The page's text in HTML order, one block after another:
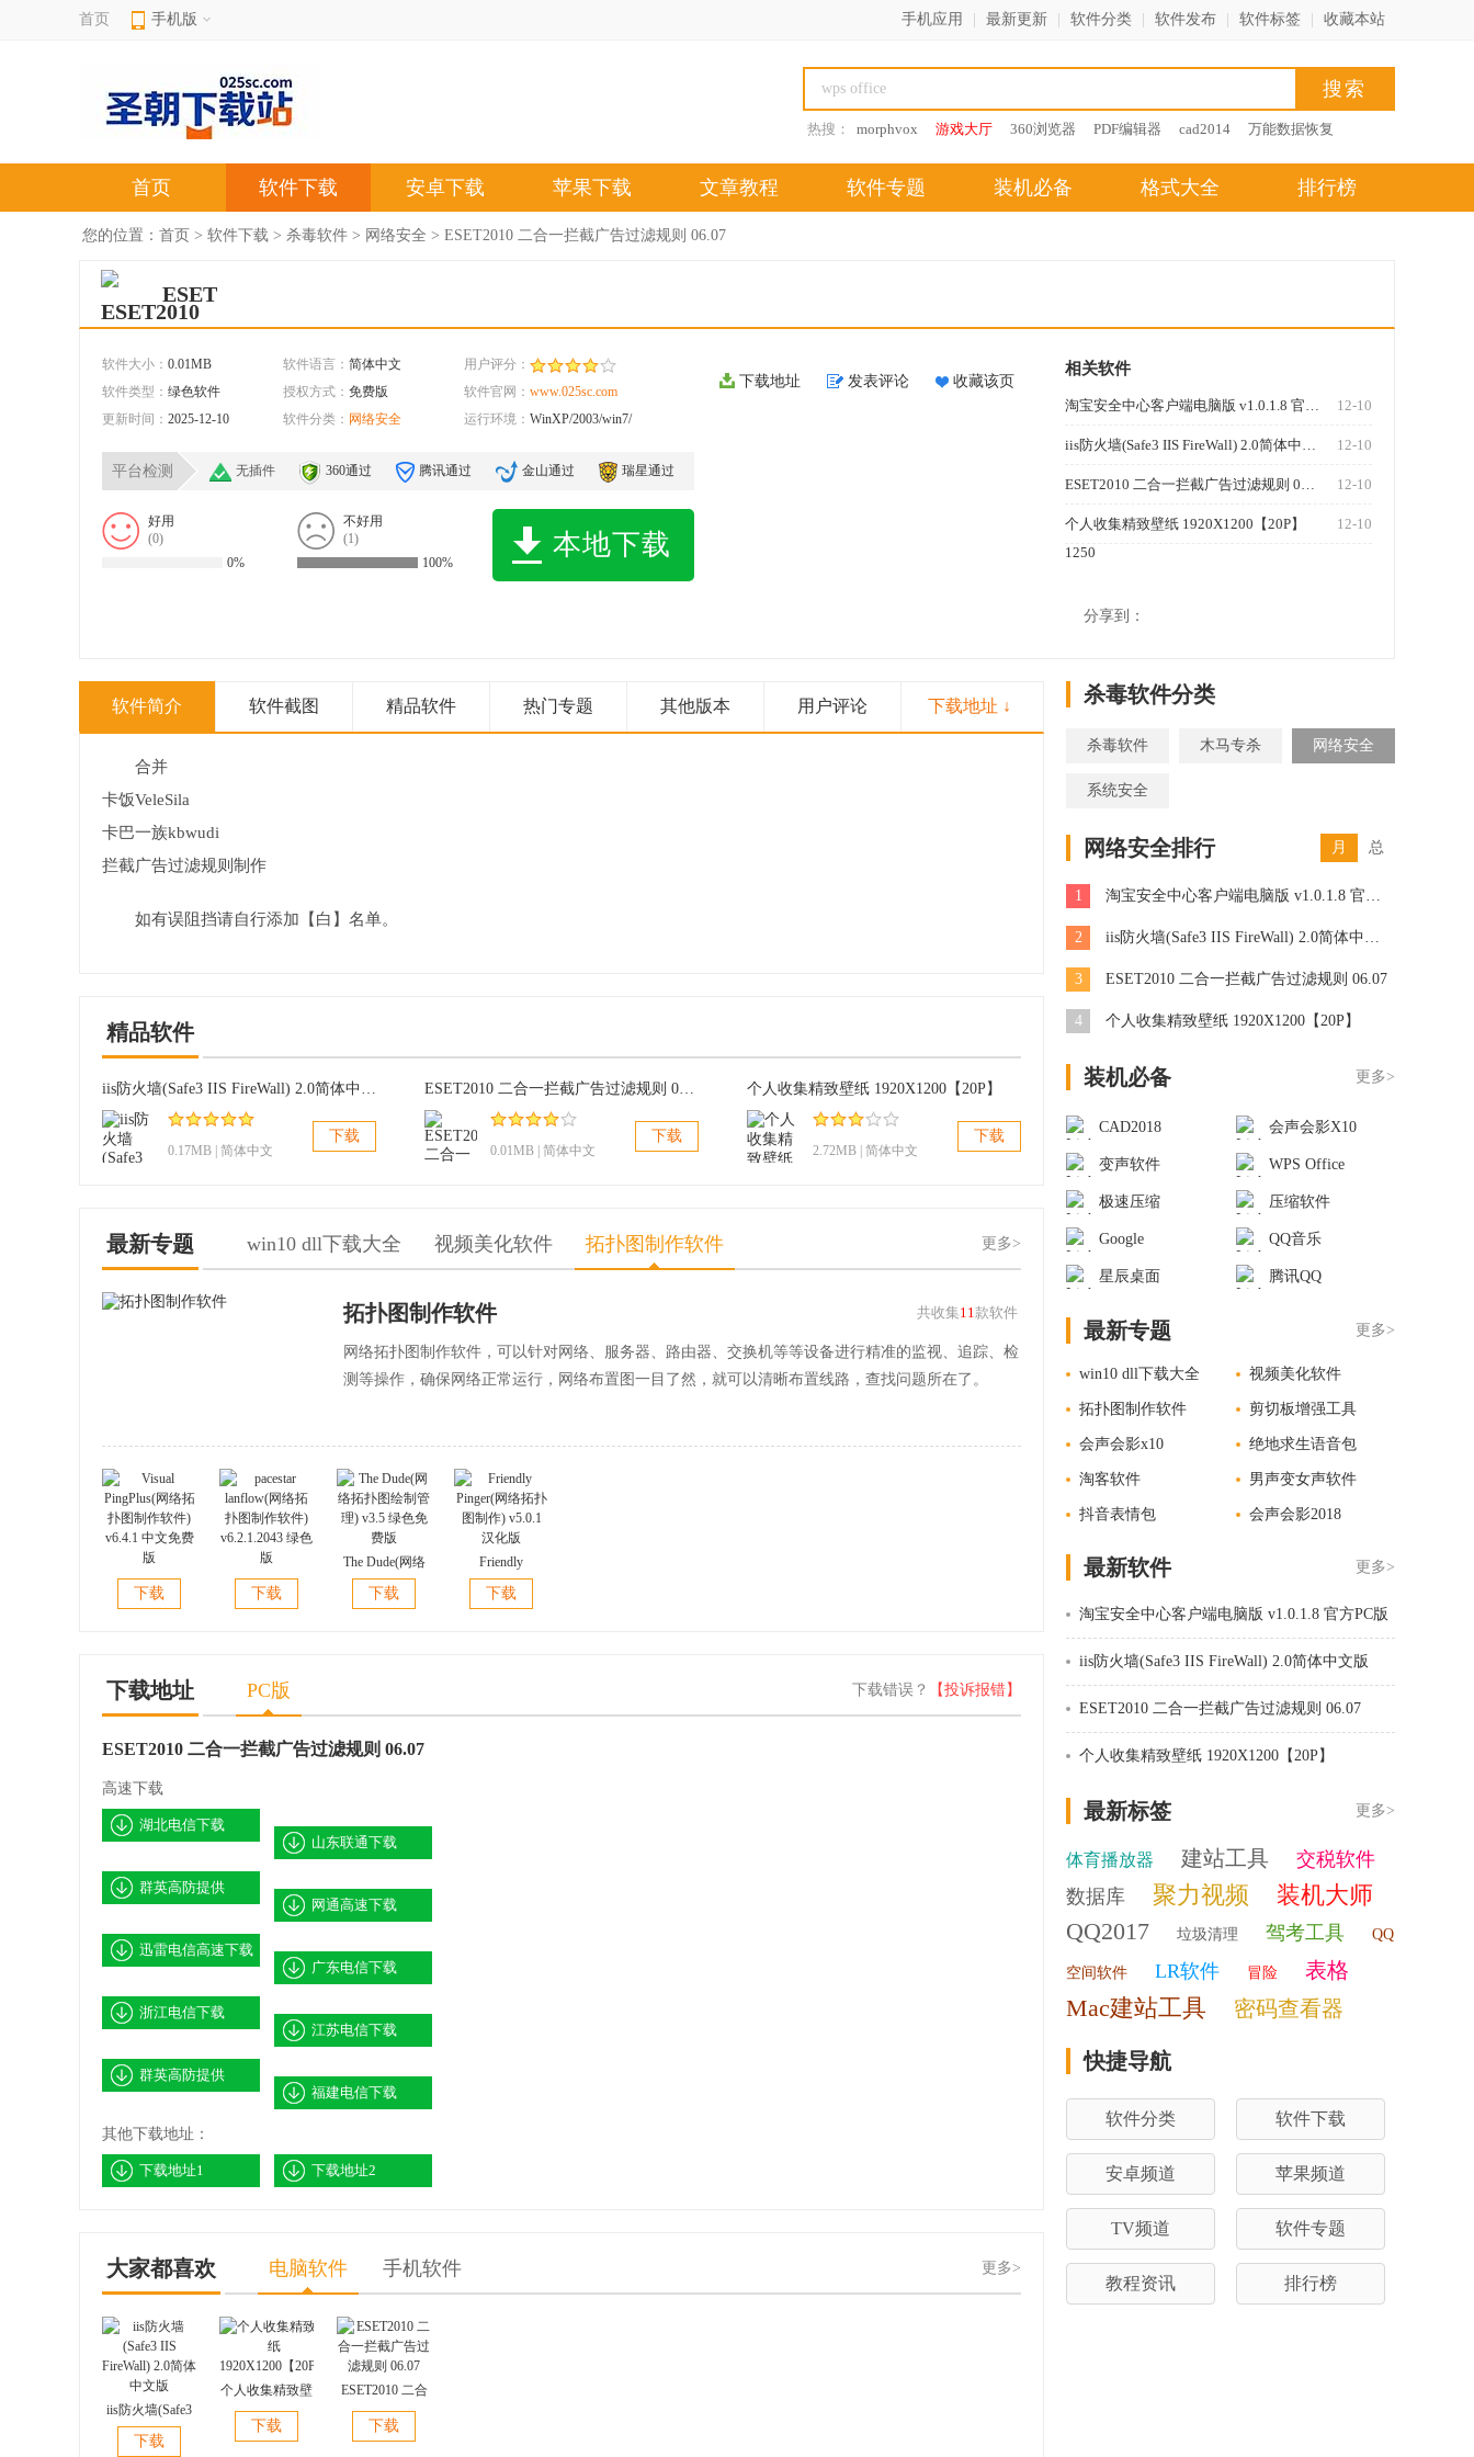
首页 手机版 手机应用 最新更新 软件分类 软件发布 软件标签 收藏本站
热搜： morphvox 游戏大厅 360浏览器 PDF编辑器 cad2014 万能数据恢复
首页 软件下载 安卓下载 苹果下载 文章教程 软件专题 装机必备 格式大全 排行榜
您的位置： 首页 > 软件下载 > 杀毒软件 > 网络安全 > ESET2010 二合一拦截广告过滤规则 06.07
ESET
软件大小： 0.01MB 软件语言： 简体中文
用户评分：
软件类型： 绿色软件 授权方式： 免费版 软件官网： www.025sc.com
更新时间： 2025-12-10 软件分类： 网络安全 运行环境： WinXP/2003/win7/
平台检测 无插件 360通过 腾讯通过 金山通过 瑞星通过
好用
(0)
0%
不好用
(1)
100%
本地下载
下载地址 发表评论 收藏该页
相关软件
12-10
淘宝安全中心客户端电脑版 v1.0.1.8 官方PC版
12-10
iis防火墙(Safe3 IIS FireWall) 2.0简体中文版
12-10
ESET2010 二合一拦截广告过滤规则 06.07
12-10
个人收集精致壁纸 1920X1200【20P】
1250
分享到：
软件简介 软件截图 精品软件 热门专题 其他版本 用户评论 下载地址 ↓
合并
卡饭VeleSila
卡巴一族kbwudi
拦截广告过滤规则制作
如有误阻挡请自行添加【白】名单。
精品软件
iis防火墙(Safe3 IIS FireWall) 2.0简体中文版
0.17MB | 简体中文
下载
ESET2010 二合一拦截广告过滤规则 06.07
0.01MB | 简体中文
下载
个人收集精致壁纸 1920X1200【20P】
2.72MB | 简体中文
下载
最新专题 win10 dll下载大全 视频美化软件 拓扑图制作软件 更多>
共收集11款软件
拓扑图制作软件
网络拓扑图制作软件，可以针对网络、服务器、路由器、交换机等等设备进行精准的监视、追踪、检
测等操作，确保网络正常运行，网络布置图一目了然，就可以清晰布置线路，查找问题所在了。
Visual
PingPlus(网络拓
下载
pacestar
lanflow(网络拓
下载
The Dude(网络
拓扑图绘制管
理) v3.5 绿色免
下载
Friendly
Pinger(网络拓扑
图制作) v5.0.1
下载
下载地址 PC版 下载错误？ 【投诉报错】
ESET2010 二合一拦截广告过滤规则 06.07
高速下载
湖北电信下载
山东联通下载
群英高防提供
网通高速下载
迅雷电信高速下载
广东电信下载
浙江电信下载
江苏电信下载
群英高防提供
福建电信下载
其他下载地址：
下载地址1 下载地址2
大家都喜欢 电脑软件 手机软件 更多>
iis防火墙(Safe3
IIS FireWall) 2.0
简体中文版
下载
个人收集精致壁
纸
1920X1200【20P】
下载
ESET2010 二合
一拦截广告过滤
规则 06.07
下载
杀毒软件分类
杀毒软件 木马专杀 网络安全
系统安全
网络安全排行 月 总
1 淘宝安全中心客户端电脑版 v1.0.1.8 官方PC版
2 iis防火墙(Safe3 IIS FireWall) 2.0简体中文版
3 ESET2010 二合一拦截广告过滤规则 06.07
4 个人收集精致壁纸 1920X1200【20P】
装机必备 更多>
CAD2018 会声会影X10
变声软件 WPS Office
极速压缩 压缩软件
Google QQ音乐
星辰桌面 腾讯QQ
最新专题 更多>
win10 dll下载大全 视频美化软件
拓扑图制作软件 剪切板增强工具
会声会影x10 绝地求生语音包
淘客软件 男声变女声软件
抖音表情包 会声会影2018
最新软件 更多>
淘宝安全中心客户端电脑版 v1.0.1.8 官方PC版
iis防火墙(Safe3 IIS FireWall) 2.0简体中文版
ESET2010 二合一拦截广告过滤规则 06.07
个人收集精致壁纸 1920X1200【20P】
最新标签 更多>
体育播放器 建站工具
交税软件
数据库
聚力视频
装机大师
QQ2017
垃圾清理 驾考工具 QQ
空间软件 LR软件 冒险 表格
Mac建站工具 密码查看器
快捷导航
软件分类 软件下载
安卓频道 苹果频道
TV频道 软件专题
教程资讯 排行榜